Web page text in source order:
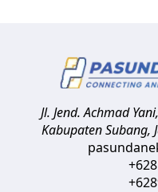
Jl. Jend. Achmad
Kabupaten Subang,